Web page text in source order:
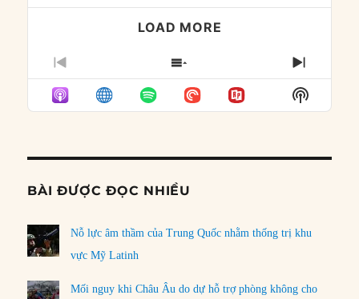
LOAD MORE
PREVIOUS
EPISODE
SHOW
EPISODES
LIST
NEXT
Show
Podcast
BÀI ĐƯỢC ĐỌC NHIỀU
Nỗ lực âm thầm của Trung Quốc nhằm thống trị khu
vực Mỹ Latinh
Mối nguy khi Châu Âu do dự hỗ trợ phòng không cho